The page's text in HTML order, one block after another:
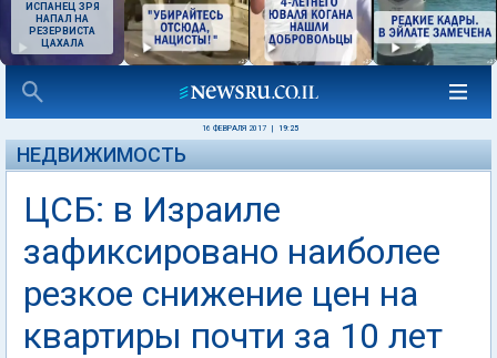
ИСПАНЕЦ ЗРЯ
НАПАЛ НА
РЕЗЕРВИСТА
ЦАХАЛА
16 ФЕВРАЛЯ 2017 19:25
НЕДВИЖИМОСТЬ
ЦСБ: в Израиле
зафиксировано наиболее
резкое снижение цен на
квартиры почти за 10 лет